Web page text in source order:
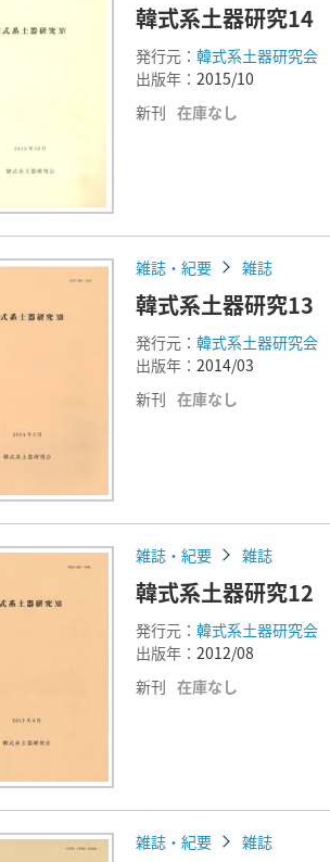
韓式系土器研究14
発行元： 韓式系土器研究会
出版年： 2015/10
新刊 在庫なし
雑誌・紀要 雑誌
韓式系土器研究13
発行元： 韓式系土器研究会
出版年： 2014/03
新刊 在庫なし
雑誌・紀要 雑誌
韓式系土器研究12
発行元： 韓式系土器研究会
出版年： 2012/08
新刊 在庫なし
雑誌・紀要 雑誌